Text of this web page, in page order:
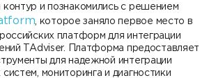
и познакомились с решением
, которое заняло первое место в
платформ для интеграции
TAdviser. Платформа предоставляет
для надежной интеграции
мониторинга и диагностики